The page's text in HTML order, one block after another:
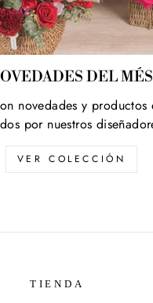
DEL MÉS
novedades y productos
por nuestros
VER COLECCIÓN
TIENDA